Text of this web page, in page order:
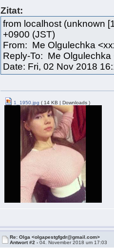
Zitat:
from localhost (unknown
+0900 (JST)
From: Me Olgulechka
Reply-To: Me
Date: Fri, 02 Nov 2018
1_1950.jpg ( 14 KB | Downloads )
Re: Olga <olgapestgfgdr@gmail.com>
Antwort #2 -04. November 2018 um 17:03